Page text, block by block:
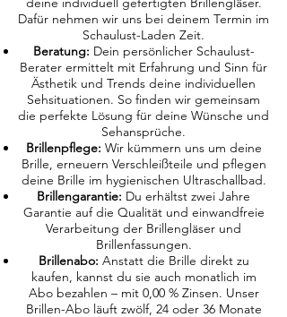
Dafür nehmen wir uns bei deinem Termin im
Schaulust-Laden Zeit.
Beratung: Dein persönlicher Schaulust-
Berater ermittelt mit Erfahrung und Sinn für
Ästhetik und Trends deine individuellen
Sehsituationen. So finden wir gemeinsam
die perfekte Lösung für deine Wünsche und
Sehansprüche.
Brillenpflege: Wir kümmern uns um deine
Brille, erneuern Verschleißteile und pflegen
deine Brille im hygienischen Ultraschallbad.
Brillengarantie: Du erhältst zwei Jahre
Garantie auf die Qualität und einwandfreie
Verarbeitung der Brillengläser und
Brillenfassungen.
Brillenabo: Anstatt die Brille direkt zu
kaufen, kannst du sie auch monatlich im
Abo bezahlen – mit 0,00 % Zinsen. Unser
Brillen-Abo läuft zwölf, 24 oder 36 Monate